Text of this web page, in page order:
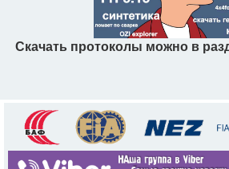
Скачать протоколы можно в